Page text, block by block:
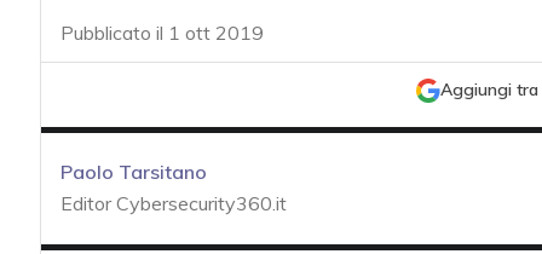
Pubblicato il 1 ott 2019
Aggiungi tra
Paolo Tarsitano
Editor Cybersecurity360.it